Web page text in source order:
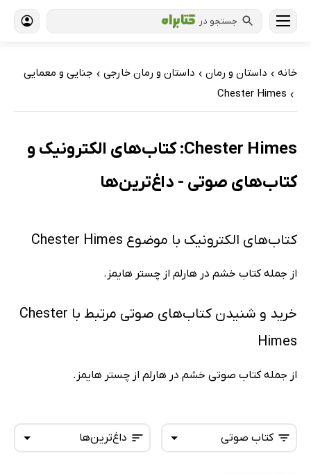
جستجو در
خانه › داستان و رمان › داستان و رمان خارجی › جنایی و معمایی
›
Chester Himes
Chester Himes: کتاب‌های الکترونیک و
کتاب‌های صوتی - داغ‌ترین‌ها
کتاب‌های الکترونیک با موضوع Chester Himes
از جمله کتاب خشم در هارلم از چستر هایمز.
خرید و شنیدن کتاب‌های صوتی مرتبط با Chester
Himes
از جمله کتاب صوتی خشم در هارلم از چستر هایمز.
داغ‌ترین‌ها کتاب صوتی